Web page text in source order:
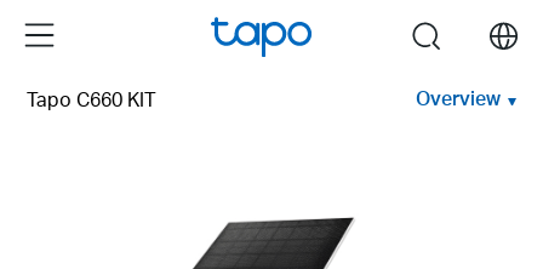
Menu search
Tapo C660 KIT Overview